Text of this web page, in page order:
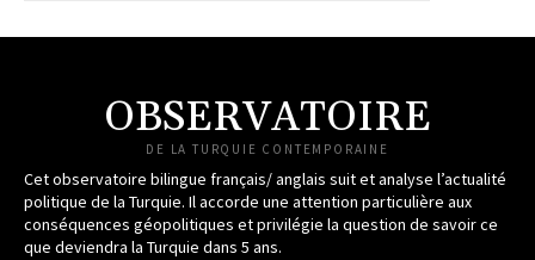
OBSERVATOIRE
DE LA TURQUIE CONTEMPORAINE
Cet observatoire bilingue français/ anglais suit et analyse l’actualité
politique de la Turquie. Il accorde une attention particulière aux
conséquences géopolitiques et privilégie la question de savoir ce
que deviendra la Turquie dans 5 ans.